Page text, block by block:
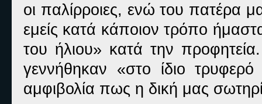
οι παλίρροιες, ενώ του πατέρα
εμείς κατά κάποιον τρόπο
του ήλιου» κατά την
γεννήθηκαν «στο ίδιο
αμφιβολία πως η δική μας